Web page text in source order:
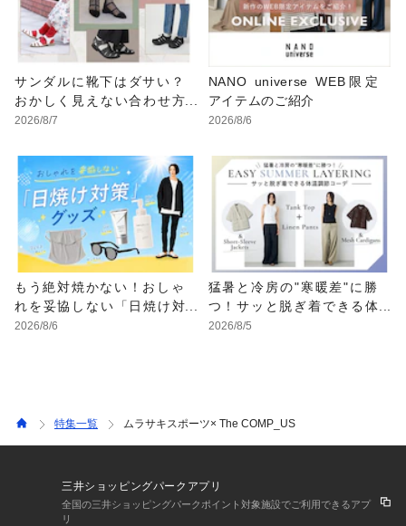
サンダルに靴下はダサい？
おかしく見えない合わせ方
の黄金法則と男女別おすす
2026/8/7
NANO universe WEB限定
アイテムのご紹介
2026/8/6
もう絶対焼かない！おしゃ
れを妥協しない「日焼け対
策」グッズ
2026/8/6
猛暑と冷房の"寒暖差"に勝
つ！サッと脱ぎ着できる体
温調節コーデ
2026/8/5
特集一覧 ムラサキスポーツ× The COMP_US
三井ショッピングパークアプリ
全国の三井ショッピングパークポイント対象施設でご利用できるアプ
リ